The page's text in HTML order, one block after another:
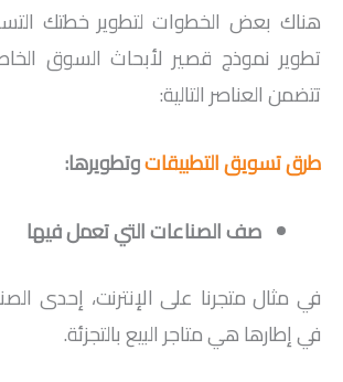
هناك بعض الخطوات لتطوير خطتك
تطوير نموذج قصير لأبحاث السوق
تتضمن العناصر التالية:
طرق تسويق التطبيقاتوتطويرها:
صف الصناعات التي تعمل فيها
في مثال متجرنا على الإنترنت، إحدى
في إطارها هي متاجر البيع بالتجزئة.